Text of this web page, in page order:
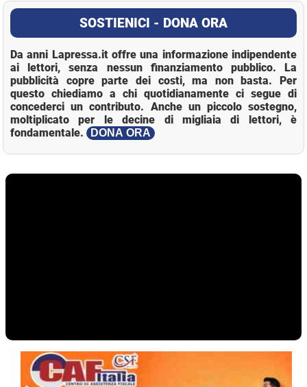
SOSTIENICI - DONA ORA
Da anni Lapressa.it offre una informazione indipendente
ai lettori, senza nessun finanziamento pubblico. La
pubblicità copre parte dei costi, ma non basta. Per
questo chiediamo a chi quotidianamente ci segue di
concederci un contributo. Anche un piccolo sostegno,
moltiplicato per le decine di migliaia di lettori, è
fondamentale.
DONA ORA